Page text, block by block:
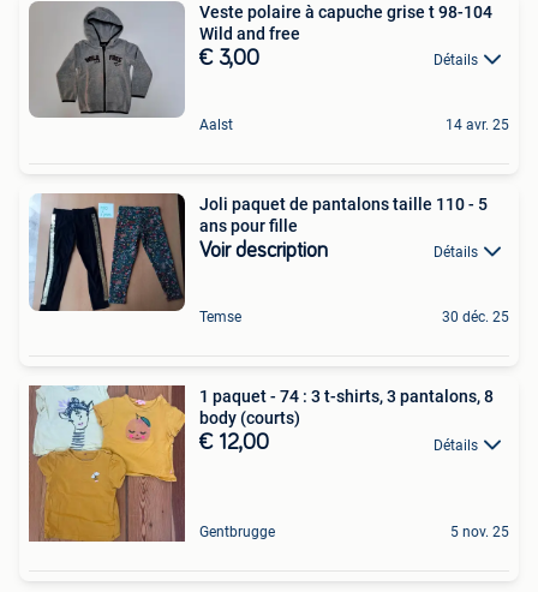
Veste polaire à capuche grise t 98-104
Wild and free
€ 3,00 Détails
Aalst 14 avr. 25
Joli paquet de pantalons taille 110 - 5
ans pour fille
Voir description Détails
Temse 30 déc. 25
1 paquet - 74 : 3 t-shirts, 3 pantalons, 8
body (courts)
€ 12,00 Détails
Gentbrugge 5 nov. 25